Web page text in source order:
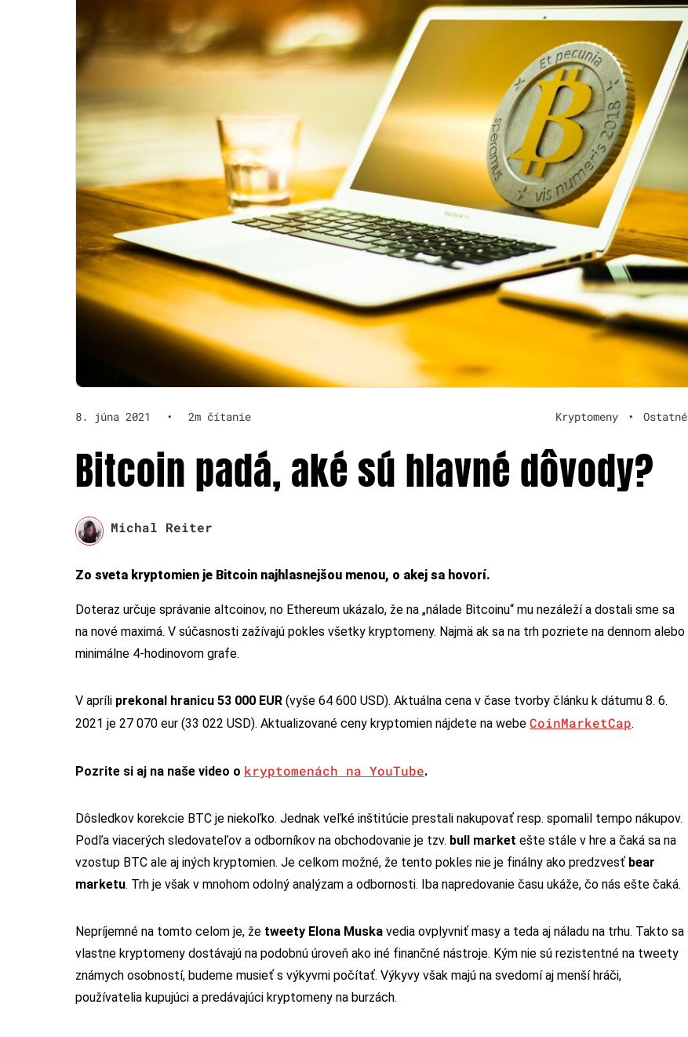
8. júna 2021 • 2m čítanie Kryptomeny • Ostatné
Bitcoin padá, aké sú hlavné dôvody?
Michal Reiter
Zo sveta kryptomien je Bitcoin najhlasnejšou menou, o akej sa hovorí.
Doteraz určuje správanie altcoinov, no Ethereum ukázalo, že na „nálade Bitcoinu“ mu nezáleží a dostali sme sa
na nové maximá. V súčasnosti zažívajú pokles všetky kryptomeny. Najmä ak sa na trh pozriete na dennom alebo
minimálne 4-hodinovom grafe.
V apríli prekonal hranicu 53 000 EUR (vyše 64 600 USD). Aktuálna cena v čase tvorby článku k dátumu 8. 6.
2021 je 27 070 eur (33 022 USD). Aktualizované ceny kryptomien nájdete na webe CoinMarketCap.
Pozrite si aj na naše video o kryptomenách na YouTube.
Dôsledkov korekcie BTC je niekoľko. Jednak veľké inštitúcie prestali nakupovať resp. spomalil tempo nákupov.
Podľa viacerých sledovateľov a odborníkov na obchodovanie je tzv. bull market ešte stále v hre a čaká sa na
vzostup BTC ale aj iných kryptomien. Je celkom možné, že tento pokles nie je finálny ako predzvesť bear
marketu. Trh je však v mnohom odolný analýzam a odbornosti. Iba napredovanie času ukáže, čo nás ešte čaká.
Nepríjemné na tomto celom je, že tweety Elona Muska vedia ovplyvniť masy a teda aj náladu na trhu. Takto sa
vlastne kryptomeny dostávajú na podobnú úroveň ako iné finančné nástroje. Kým nie sú rezistentné na tweety
známych osobností, budeme musieť s výkyvmi počítať. Výkyvy však majú na svedomí aj menší hráči,
používatelia kupujúci a predávajúci kryptomeny na burzách.